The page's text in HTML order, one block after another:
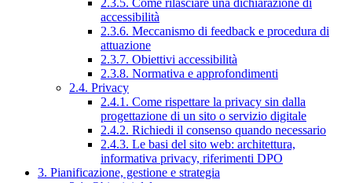
accessibilità
2.3.6. Meccanismo di feedback e procedura di
attuazione
2.3.7. Obiettivi accessibilità
2.3.8. Normativa e approfondimenti
2.4. Privacy
2.4.1. Come rispettare la privacy sin dalla
progettazione di un sito o servizio digitale
2.4.2. Richiedi il consenso quando necessario
2.4.3. Le basi del sito web: architettura,
informativa privacy, riferimenti DPO
3. Pianificazione, gestione e strategia